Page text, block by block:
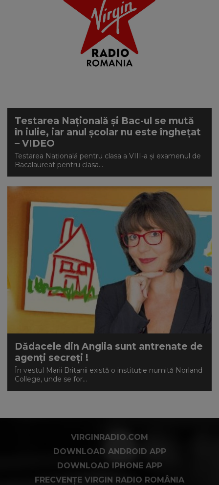
Testarea Națională și Bac-ul se mută
în iulie, iar anul școlar nu este înghețat
– VIDEO
Testarea Națională pentru clasa a VIII-a și examenul de
Bacalaureat pentru clasa...
Dădacele din Anglia sunt antrenate de
agenți secreți !
În vestul Marii Britanii există o instituție numită Norland
College, unde se for...
VIRGINRADIO.COM
DOWNLOAD ANDROID APP
DOWNLOAD IPHONE APP
FRECVENȚE VIRGIN RADIO ROMÂNIA